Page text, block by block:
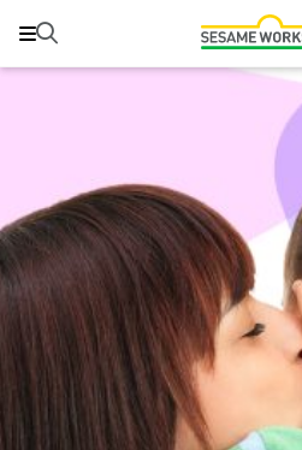
Buscar
Buscar
Healthy Minds and Bodies
Tough Topics
Courses and Webinars
Games and Storybooks
Our Work